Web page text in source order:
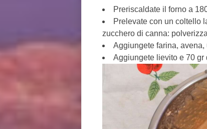
Preriscaldate il forno a
Prelevate con un coltello
zucchero di canna:
Aggiungete farina,
Aggiungete lievito e 70 gr